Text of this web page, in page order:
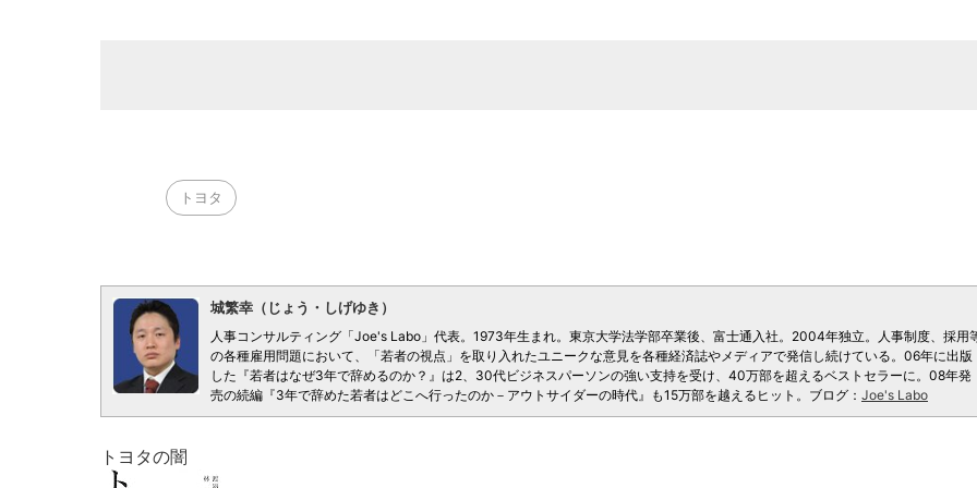
トヨタ
城繁幸（じょう・しげゆき）
人事コンサルティング「Joe's Labo」代表。1973年生まれ。東京大学法学部卒業後、富士通入社。2004年独立。人事制度、採用
の各種雇用問題において、「若者の視点」を取り入れたユニークな意見を各種経済誌やメディアで発信し続けている。06年に出版
した『若者はなぜ3年で辞めるのか？』は2、30代ビジネスパーソンの強い支持を受け、40万部を超えるベストセラーに。08年発
売の続編『3年で辞めた若者はどこへ行ったのか－アウトサイダーの時代』も15万部を越えるヒット。ブログ： Joe's Labo
トヨタの闇